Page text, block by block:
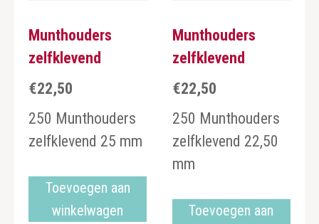
Munthouders
zelfklevend
€22,50
250 Munthouders
zelfklevend 25 mm
Toevoegen aan
winkelwagen
Munthouders
zelfklevend
€22,50
250 Munthouders
zelfklevend 22,50
mm
Toevoegen aan